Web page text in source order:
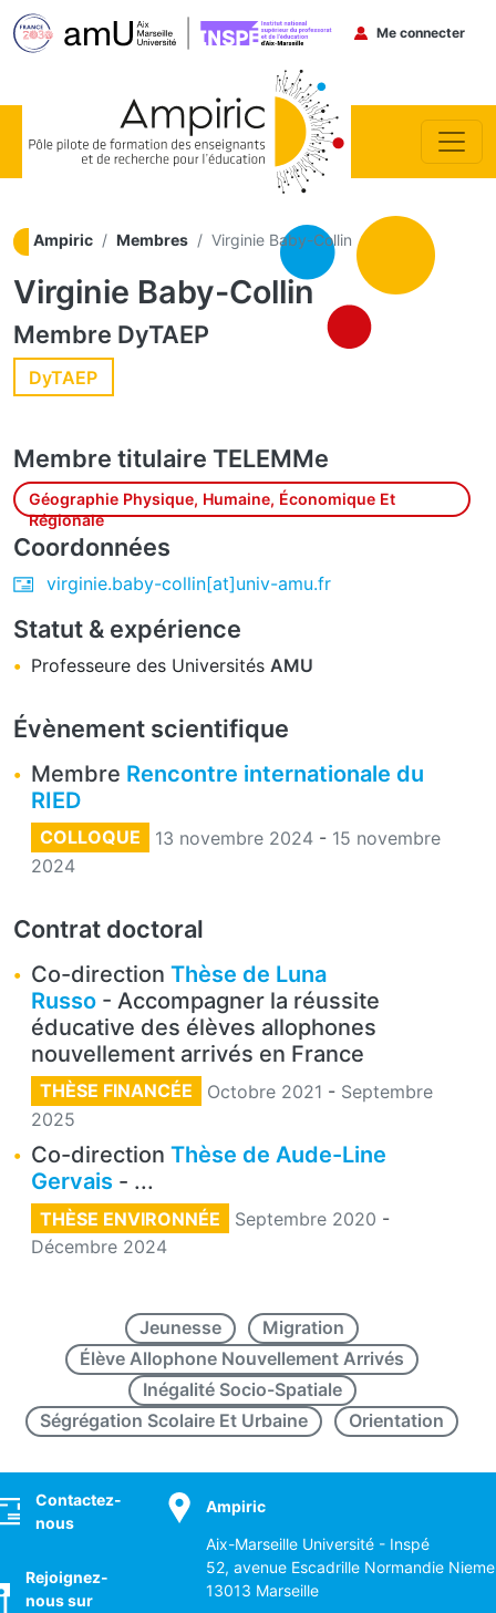
Menu du
Me connecter
Ampiric Membres Virginie Baby-Collin
Virginie Baby-Collin
Membre DyTAEP
DyTAEP
Membre titulaire TELEMMe
Géographie Physique, Humaine, Économique Et
Régionale
Coordonnées
virginie.baby-collin[at]univ-amu.fr
Statut & expérience
Professeure des Universités AMU
Évènement scientifique
Membre Rencontre internationale du
RIED
COLLOQUE 13 novembre 2024 - 15 novembre
2024
Contrat doctoral
Co-direction Thèse de Luna
Russo - Accompagner la réussite
éducative des élèves allophones
nouvellement arrivés en France
THÈSE FINANCÉE Octobre 2021 - Septembre
2025
Co-direction Thèse de Aude-Line
Gervais - ...
THÈSE ENVIRONNÉE Septembre 2020 -
Décembre 2024
Jeunesse
Migration
Élève Allophone Nouvellement Arrivés
Inégalité Socio-Spatiale
Ségrégation Scolaire Et Urbaine
Orientation
Contactez-
nous
Rejoignez-
nous sur
Ampiric
Aix-Marseille Université - Inspé
52, avenue Escadrille Normandie
13013 Marseille